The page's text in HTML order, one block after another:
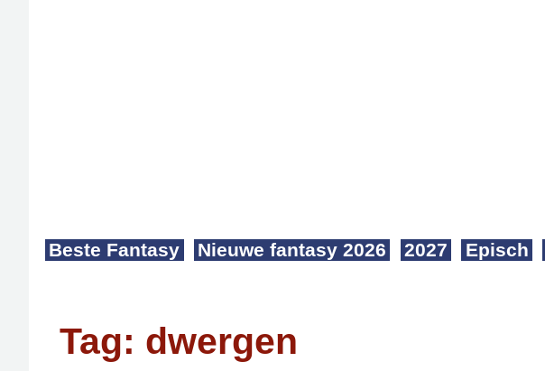
Beste Fantasy Nieuwe fantasy 2026 2027 Episch
dwergen